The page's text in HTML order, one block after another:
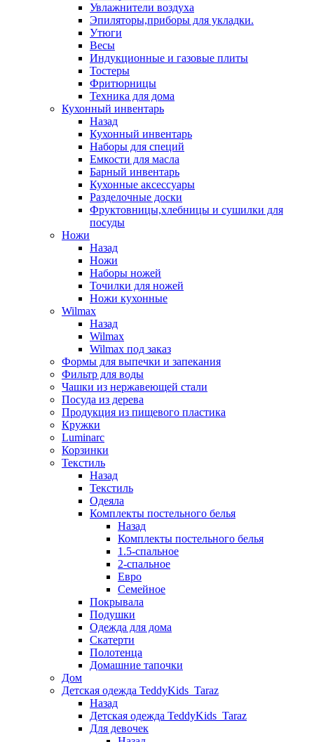
Увлажнители воздуха
Эпиляторы,приборы для укладки.
Утюги
Весы
Индукционные и газовые плиты
Тостеры
Фритюрницы
Техника для дома
Кухонный инвентарь
Назад
Кухонный инвентарь
Наборы для специй
Емкости для масла
Барный инвентарь
Кухонные аксессуары
Разделочные доски
Фруктовницы,хлебницы и сушилки для
посуды
Ножи
Назад
Ножи
Наборы ножей
Точилки для ножей
Ножи кухонные
Wilmax
Назад
Wilmax
Wilmax под заказ
Формы для выпечки и запекания
Фильтр для воды
Чашки из нержавеющей стали
Посуда из дерева
Продукция из пищевого пластика
Кружки
Luminarc
Корзинки
Текстиль
Назад
Текстиль
Одеяла
Комплекты постельного белья
Назад
Комплекты постельного белья
1.5-спальное
2-спальное
Евро
Семейное
Покрывала
Подушки
Одежда для дома
Скатерти
Полотенца
Домашние тапочки
Дом
Детская одежда TeddyKids_Taraz
Назад
Детская одежда TeddyKids_Taraz
Для девочек